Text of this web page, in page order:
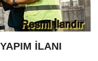
İLANI